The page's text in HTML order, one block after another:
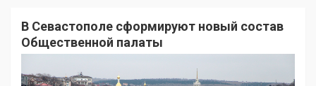
В Севастополе сформируют новый состав
Общественной палаты